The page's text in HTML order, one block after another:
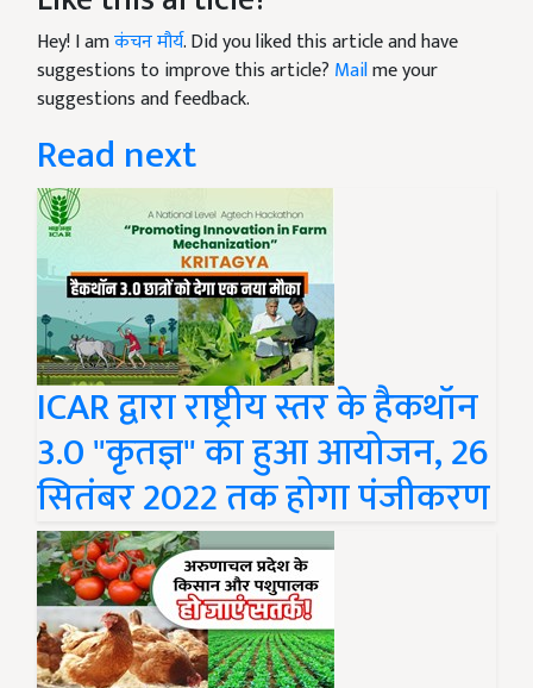
Hey! I amकंचन मौर्य. Did you liked this article and have
suggestions to improve this article? Mailme your
suggestions and feedback.
Read next
ICAR द्वारा राष्ट्रीय स्तर के हैकथॉन
3.0 "कृतज्ञ" का हुआ आयोजन, 26
सितंबर 2022 तक होगा पंजीकरण